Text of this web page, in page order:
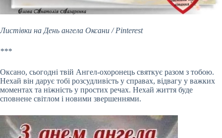
Листівки на День ангела Оксани / Pinterest
***
Оксано, сьогодні твій Ангел-охоронець святкує разом з тобою.
Нехай він дарує тобі розсудливість у справах, відвагу у важких
моментах та ніжність у простих речах. Нехай життя буде
сповнене світлом і новими звершеннями.